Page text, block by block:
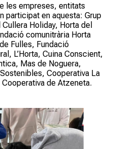
les empreses, entitats
participat en aquesta: Grup
Holiday, Horta del
comunitrària Horta
Fulles, Fundació
L’Horta, Cuina Conscient,
Mas de Noguera,
Cooperativa La
de Atzeneta.